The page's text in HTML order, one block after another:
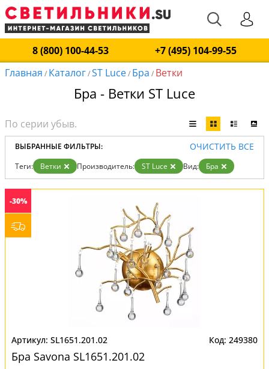
8 (800) 100-44-53
+7 (495) 104-99-55
Главная / Каталог/ST Luce/ Бра / Ветки
Бра - Ветки ST Luce
ВЫБРАННЫЕ ФИЛЬТРЫ: ОЧИСТИТЬ ВСЕ
Теги: Ветки Производитель: ST Luce Вид: Бра
-30%
SL1651.201.02 249380
Бра Savona SL1651.201.02